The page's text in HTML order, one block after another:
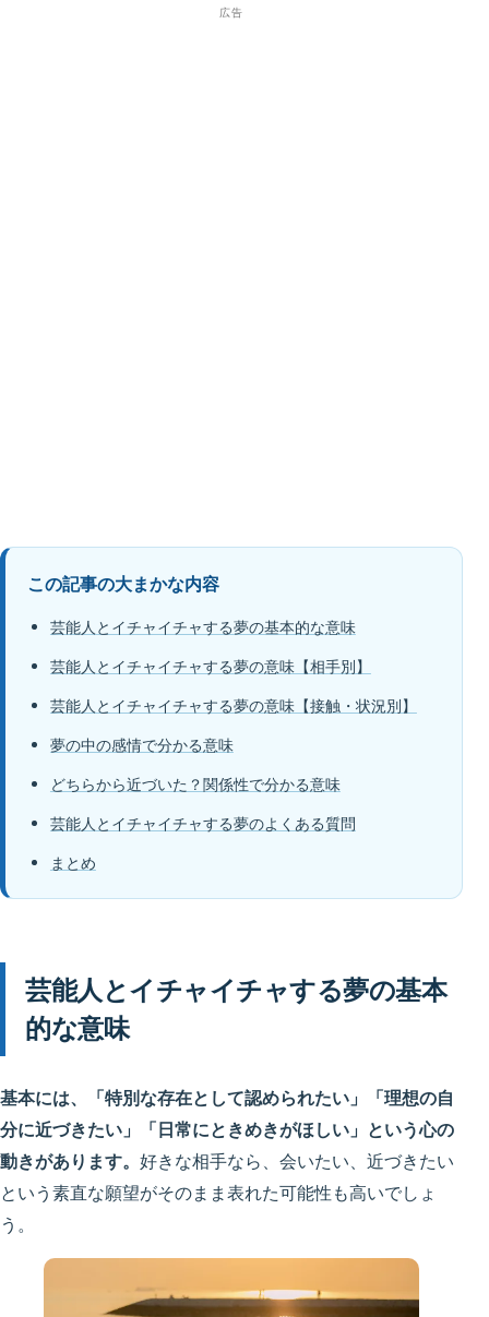
広告
この記事の大まかな内容
芸能人とイチャイチャする夢の基本的な意味
芸能人とイチャイチャする夢の意味【相手別】
芸能人とイチャイチャする夢の意味【接触・状況別】
夢の中の感情で分かる意味
どちらから近づいた？関係性で分かる意味
芸能人とイチャイチャする夢のよくある質問
まとめ
芸能人とイチャイチャする夢の基本
的な意味
基本には、「特別な存在として認められたい」「理想の自
分に近づきたい」「日常にときめきがほしい」という心の
動きがあります。 好きな相手なら、会いたい、近づきたい
という素直な願望がそのまま表れた可能性も高いでしょ
う。